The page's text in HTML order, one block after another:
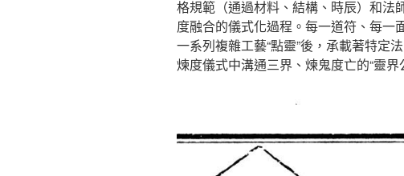
格規範（通過材料、結構、時辰）和法
度融合的儀式化過程。每一道符、每一
一系列複雜工藝“點靈”後，承載著特定
煉度儀式中溝通三界、煉鬼度亡的“靈界